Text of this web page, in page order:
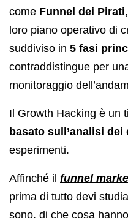
come Funnel dei Pirati
loro piano operativo di
suddiviso in 5 fasi
contraddistingue per
monitoraggio
Il Growth Hacking è un
basato sull’analisi dei
esperimenti.
Affinché il funnel
prima di tutto devi
sono, di che cosa